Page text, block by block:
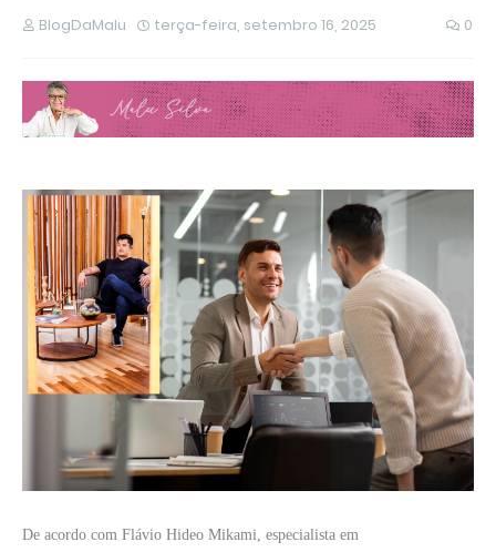
BlogDaMalu terça-feira, setembro 16, 2025 0
De acordo com Flávio Hideo Mikami, especialista em